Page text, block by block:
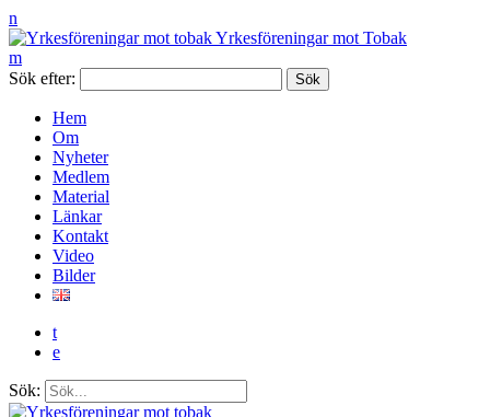
n
Yrkesföreningar mot Tobak
m
Sök efter:
Hem
Om
Nyheter
Medlem
Material
Länkar
Kontakt
Video
Bilder
t
e
Sök: